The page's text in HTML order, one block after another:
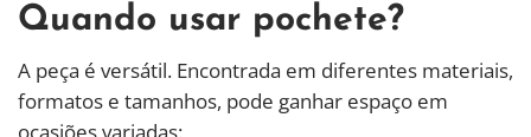
Quando usar pochete?
A peça é versátil. Encontrada em diferentes materiais,
formatos e tamanhos, pode ganhar espaço em
ocasiões variadas: